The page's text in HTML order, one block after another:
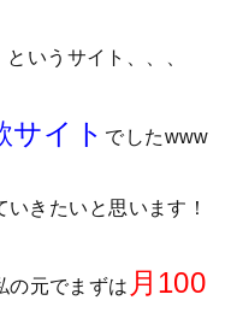
というサイト、、、
サイト でしたwww
きたいと思います！
の元でまずは 月100